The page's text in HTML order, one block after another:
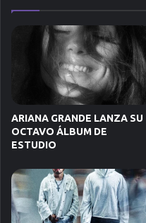
ARIANA GRANDE LANZA SU
OCTAVO ÁLBUM DE
ESTUDIO